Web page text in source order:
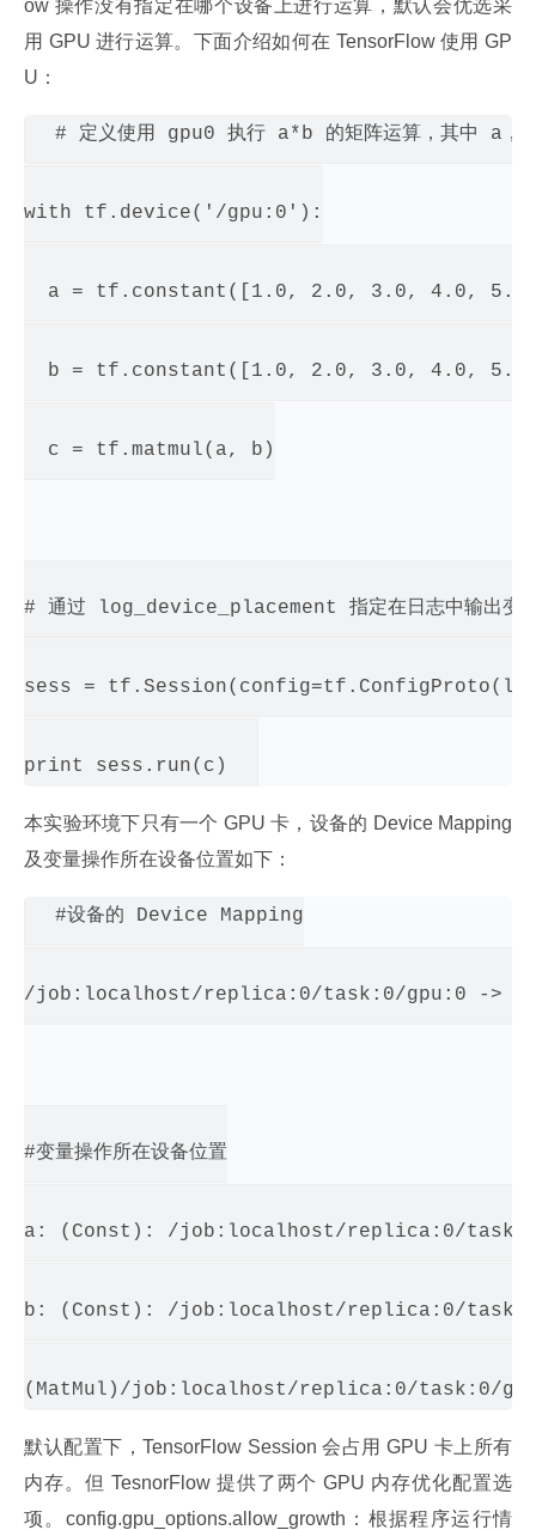
ow 操作没有指定在哪个设备上进行运算，默认会优选采
用 GPU 进行运算。下面介绍如何在 TensorFlow 使用 GP
U：
# 定义使用 gpu0 执行 a*b 的矩阵运算，其中 a，
with tf.device('/gpu:0'):
a = tf.constant([1.0, 2.0, 3.0, 4.0,
b = tf.constant([1.0, 2.0, 3.0, 4.0,
  c = tf.matmul(a, b)
# 通过 log_device_placement 指定在日志中输出变量
sess =
本实验环境下只有一个 GPU 卡，设备的 Device Mapping
及变量操作所在设备位置如下：
#设备的 Device Mapping
/job:localhost/replica:0/task:0/gpu:0 ->
#变量操作所在设备位置
a: (Const): /job:localhost/replica:0/
b: (Const): /job:localhost/replica:0/
默认配置下，TensorFlow Session 会占用 GPU 卡上所有
内存。但 TesnorFlow 提供了两个 GPU 内存优化配置选
项。config.gpu_options.allow_growth：根据程序运行情